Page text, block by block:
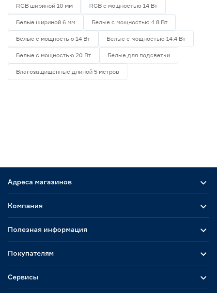
RGB шириной 10 мм RGB с мощностью 14 Вт
Белые шириной 6 мм Белые с мощностью 4.8 Вт
Белые с мощностью 14 Вт Белые с мощностью 14.4 Вт
Белые с мощностью 20 Вт Белые для подсветки
Влагозащищенные длиной 5 метров
Адреса магазинов
Компания
Полезная информация
Покупателям
Сервисы